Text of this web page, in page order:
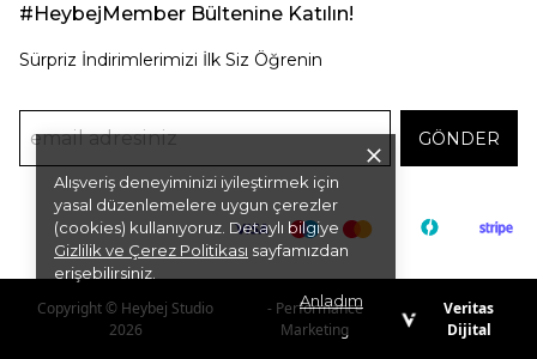
Alışveriş deneyiminizi iyileştirmek için
yasal düzenlemelere uygun çerezler
(cookies) kullanıyoruz. Detaylı bilgiye
Gizlilik ve Çerez Politikası sayfamızdan
erişebilirsiniz.
Anladım
#HeybejMember Bültenine Katılın!
Sürpriz İndirimlerimizi İlk Siz Öğrenin
GÖNDER
Copyright © Heybej Studio
2026
- Performance
Marketing
Veritas
Dijital